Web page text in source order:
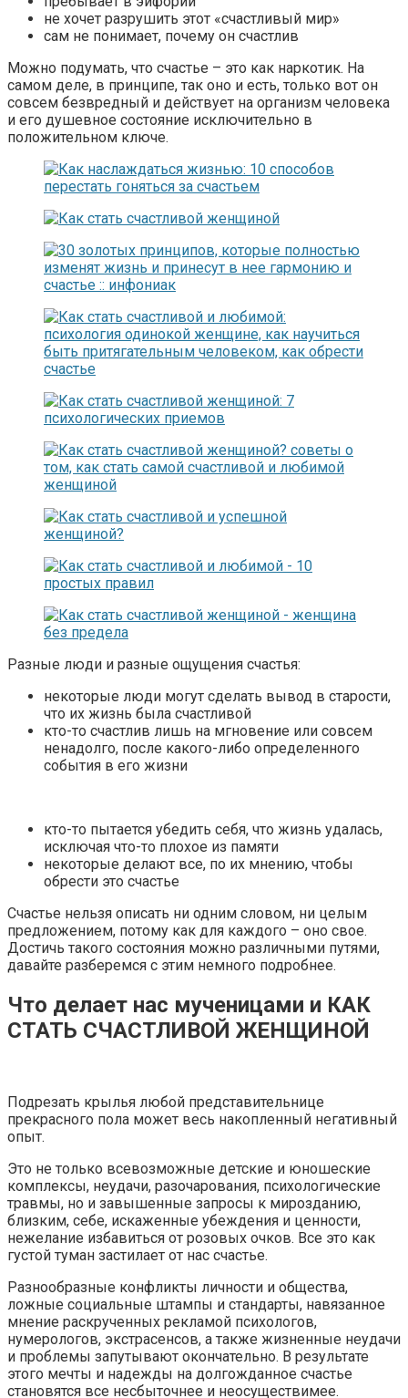
не хочет разрушить этот «счастливый мир»
сам не понимает, почему он счастлив
Можно подумать, что счастье – это как наркотик. На
самом деле, в принципе, так оно и есть, только вот он
совсем безвредный и действует на организм человека
и его душевное состояние исключительно в
положительном ключе.
Разные люди и разные ощущения счастья:
некоторые люди могут сделать вывод в старости,
что их жизнь была счастливой
кто-то счастлив лишь на мгновение или совсем
ненадолго, после какого-либо определенного
события в его жизни
кто-то пытается убедить себя, что жизнь удалась,
исключая что-то плохое из памяти
некоторые делают все, по их мнению, чтобы
обрести это счастье
Счастье нельзя описать ни одним словом, ни целым
предложением, потому как для каждого – оно свое.
Достичь такого состояния можно различными путями,
давайте разберемся с этим немного подробнее.
Что делает нас мученицами и КАК
СТАТЬ СЧАСТЛИВОЙ ЖЕНЩИНОЙ
Подрезать крылья любой представительнице
прекрасного пола может весь накопленный негативный
опыт.
Это не только всевозможные детские и юношеские
комплексы, неудачи, разочарования, психологические
травмы, но и завышенные запросы к мирозданию,
близким, себе, искаженные убеждения и ценности,
нежелание избавиться от розовых очков. Все это как
густой туман застилает от нас счастье.
Разнообразные конфликты личности и общества,
ложные социальные штампы и стандарты, навязанное
мнение раскрученных рекламой психологов,
нумерологов, экстрасенсов, а также жизненные неудачи
и проблемы запутывают окончательно. В результате
этого мечты и надежды на долгожданное счастье
становятся все несбыточнее и неосуществимее.